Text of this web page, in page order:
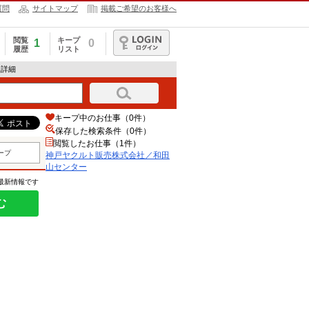
問 サイトマップ 掲載ご希望のお客様へ
閲覧
履歴
1
キープ
リスト
0
ログイン
細
プ
新情報です
キープ中のお仕事（0件）
保存した検索条件（0件）
閲覧したお仕事（1件）
神戸ヤクルト販売株式会社／和田
山センター